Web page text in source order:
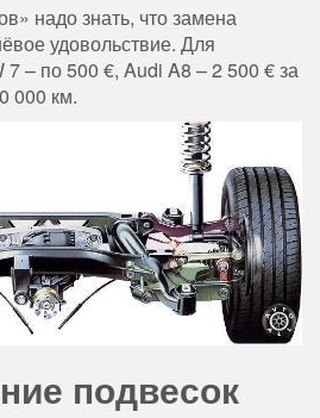
надо знать, что замена
удовольствие. Для
– по 500 €, Audi A8 – 2 500 € за
000 км.
подвесок